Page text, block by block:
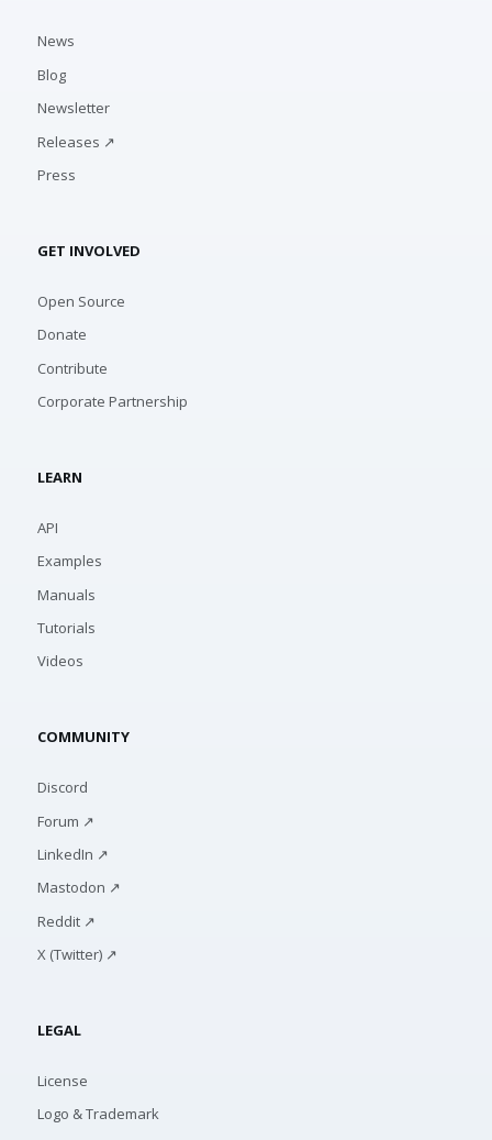
News
Blog
Newsletter
Releases ↗
Press
GET INVOLVED
Open Source
Donate
Contribute
Corporate Partnership
LEARN
API
Examples
Manuals
Tutorials
Videos
COMMUNITY
Discord
Forum ↗
LinkedIn ↗
Mastodon ↗
Reddit ↗
X (Twitter) ↗
LEGAL
License
Logo & Trademark